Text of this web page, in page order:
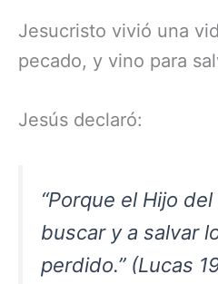
Jesucristo vivió una
pecado, y vino para
Jesús declaró:
“Porque el Hijo
buscar y a salvar
perdido.” (Lucas